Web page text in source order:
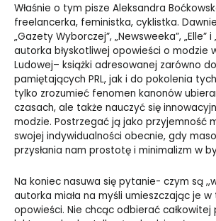
Właśnie o tym pisze Aleksandra
freelancerka, feministka, cyklistka.
„Gazety Wyborczej”, „Newsweeka”, „Elle”
autorka błyskotliwej opowieści o modzie
Ludowej– książki adresowanej zarówno
pamiętających PRL, jak i do pokolenia
tylko zrozumieć fenomen kanonów
czasach, ale także nauczyć się
modzie. Postrzegać ją jako przyjemność
swojej indywidualności obecnie, gdy
przysłania nam prostotę i minimalizm w
Na koniec nasuwa się pytanie- czym są
autorka miała na myśli umieszczając je
opowieści. Nie chcąc odbierać całkowitej